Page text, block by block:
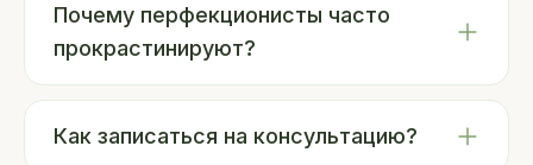
Почему перфекционисты часто
прокрастинируют?
Как записаться на консультацию?